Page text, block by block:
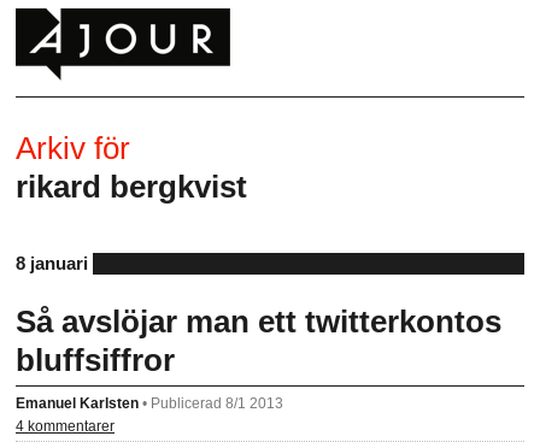
Arkiv för
rikard bergkvist
8 januari
Så avslöjar man ett twitterkontos
bluffsiffror
Emanuel Karlsten • Publicerad 8/1 2013
4 kommentarer